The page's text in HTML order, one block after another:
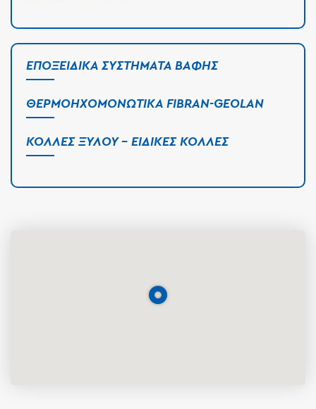
ΕΠΟΞΕΙΔΙΚΆ ΣΥΣΤΉΜΑΤΑ ΒΑΦΉΣ
ΘΕΡΜΟΗΧΟΜΟΝΩΤΙΚΆ FIBRAN-GEOLAN
ΚΌΛΛΕΣ ΞΎΛΟΥ - ΕΙΔΙΚΈΣ ΚΌΛΛΕΣ